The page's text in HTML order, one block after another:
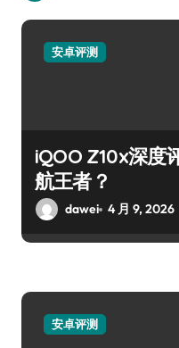
安卓评测
iQOO Z10x深度
航王者？
dawei 4 月 9, 2026
安卓评测